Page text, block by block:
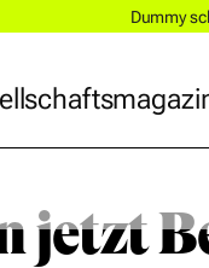
Dummy
jetzt